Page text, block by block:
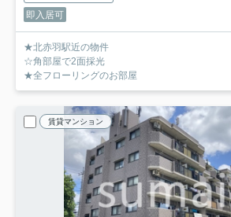
即入居可
★北赤羽駅近の物件
☆角部屋で2面採光
★全フローリングのお部屋
賃貸マンション